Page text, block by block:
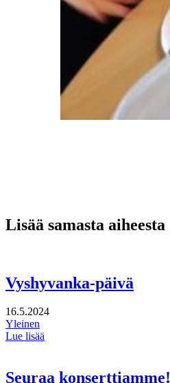
Lisää samasta aiheesta
Vyshyvanka-päivä
16.5.2024
Yleinen
Lue lisää
Seuraa konserttiamme!